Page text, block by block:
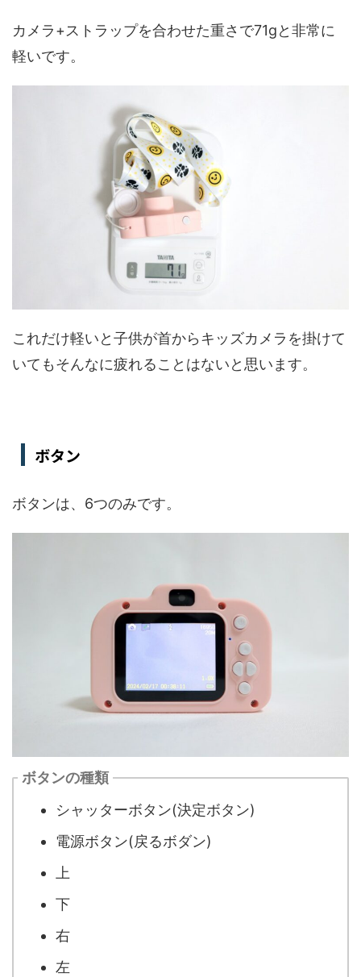
カメラ+ストラップを合わせた重さで71gと非常に
軽いです。
これだけ軽いと子供が首からキッズカメラを掛けて
いてもそんなに疲れることはないと思います。
ボタン
ボタンは、6つのみです。
ボタンの種類
シャッターボタン(決定ボタン)
電源ボタン(戻るボダン)
上
下
右
左